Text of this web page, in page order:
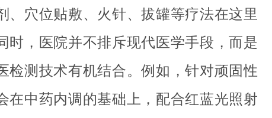
、穴位贴敷、火针、拔罐等疗法在这里
时，医院并不排斥现代医学手段，而是
检测技术有机结合。例如，针对顽固性
在中药内调的基础上，配合红蓝光照射